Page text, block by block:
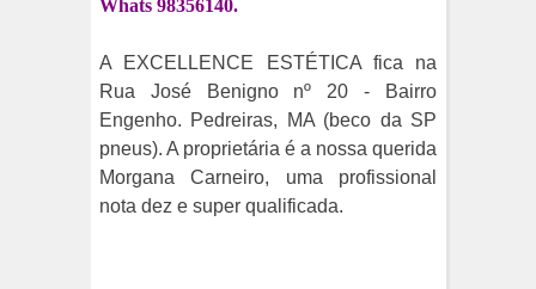
Whats 98356140.
A EXCELLENCE ESTÉTICA fica na
Rua José Benigno nº 20 - Bairro
Engenho. Pedreiras, MA (beco da SP
pneus). A proprietária é a nossa querida
Morgana Carneiro, uma profissional
nota dez e super qualificada.